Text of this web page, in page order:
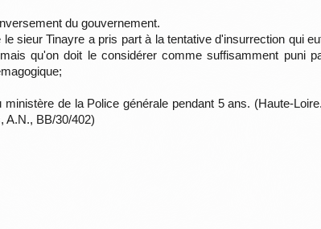
du gouvernement.
le sieur Tinayre a pris part à la tentative d'insurrection qui
qu'on doit le considérer comme suffisamment puni
de la Police générale pendant 5 ans. (Haute-
A.N., BB/30/402)